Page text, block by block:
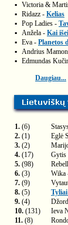
▪ Victoria &
▪ Ridazz - Kelias
▪ Pop Ladies -
▪ Anžela - Kai
▪ Eva - Planetos
▪ Andrius
▪ Edmundas
Daugiau...
1. (6)
2. (1) Eglė
3. (2)
4. (17) Gytis
5. (98)
6. (3) Wika
7. (9)
8. (5)
9. (4)
10. (131) Ieva
11. (8)